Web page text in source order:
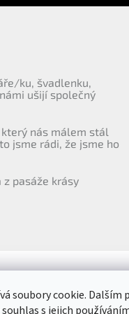
soubory cookie.
s jejich
ku, švadlenku,
ušijí společný
který nás málem stál
jsme rádi, že jsme ho
pasáže krásy